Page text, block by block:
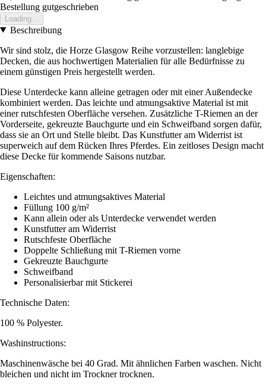
Bestellung gutgeschrieben
Loading...
Beschreibung
Wir sind stolz, die Horze Glasgow Reihe vorzustellen: langlebige
Decken, die aus hochwertigen Materialien für alle Bedürfnisse zu
einem günstigen Preis hergestellt werden.
Diese Unterdecke kann alleine getragen oder mit einer Außendecke
kombiniert werden. Das leichte und atmungsaktive Material ist mit
einer rutschfesten Oberfläche versehen. Zusätzliche T-Riemen an der
Vorderseite, gekreuzte Bauchgurte und ein Schweifband sorgen dafür,
dass sie an Ort und Stelle bleibt. Das Kunstfutter am Widerrist ist
superweich auf dem Rücken Ihres Pferdes. Ein zeitloses Design macht
diese Decke für kommende Saisons nutzbar.
Eigenschaften:
Leichtes und atmungsaktives Material
Füllung 100 g/m²
Kann allein oder als Unterdecke verwendet werden
Kunstfutter am Widerrist
Rutschfeste Oberfläche
Doppelte Schließung mit T-Riemen vorne
Gekreuzte Bauchgurte
Schweifband
Personalisierbar mit Stickerei
Technische Daten:
100 % Polyester.
Washinstructions:
Maschinenwäsche bei 40 Grad. Mit ähnlichen Farben waschen. Nicht
bleichen und nicht im Trockner trocknen.